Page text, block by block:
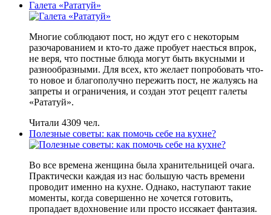
Галета «Рататуй»
Многие соблюдают пост, но ждут его с некоторым
разочарованием и кто-то даже пробует наесться впрок,
не веря, что постные блюда могут быть вкусными и
разнообразными. Для всех, кто желает попробовать что-
то новое и благополучно пережить пост, не жалуясь на
запреты и ограничения, и создан этот рецепт галеты
«Рататуй».
Читали 4309 чел.
Полезные советы: как помочь себе на кухне?
Во все времена женщина была хранительницей очага.
Практически каждая из нас большую часть времени
проводит именно на кухне. Однако, наступают такие
моменты, когда совершенно не хочется готовить,
пропадает вдохновение или просто иссякает фантазия.